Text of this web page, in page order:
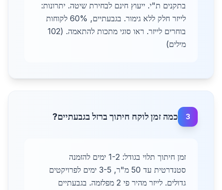
בתקנים ת"י. ייעוץ חינם לבחירת שיטה. יתרונות:
לייזר חלק ללא גימור. בגבעתיים, 60% לקוחות
בוחרים לייזר. ראו סוגי מתכות להתאמה. (102
מילים)
3 כמה זמן לוקח חיתוך ברזל בגבעתיים?
זמן חיתוך תלוי בגודל: 1-2 ימים להזמנה
סטנדרטית עד 50 מ"ר, 3-5 ימים לפרויקטים
גדולים. לייזר מהיר פי 2 מפלזמה. בגבעתיים